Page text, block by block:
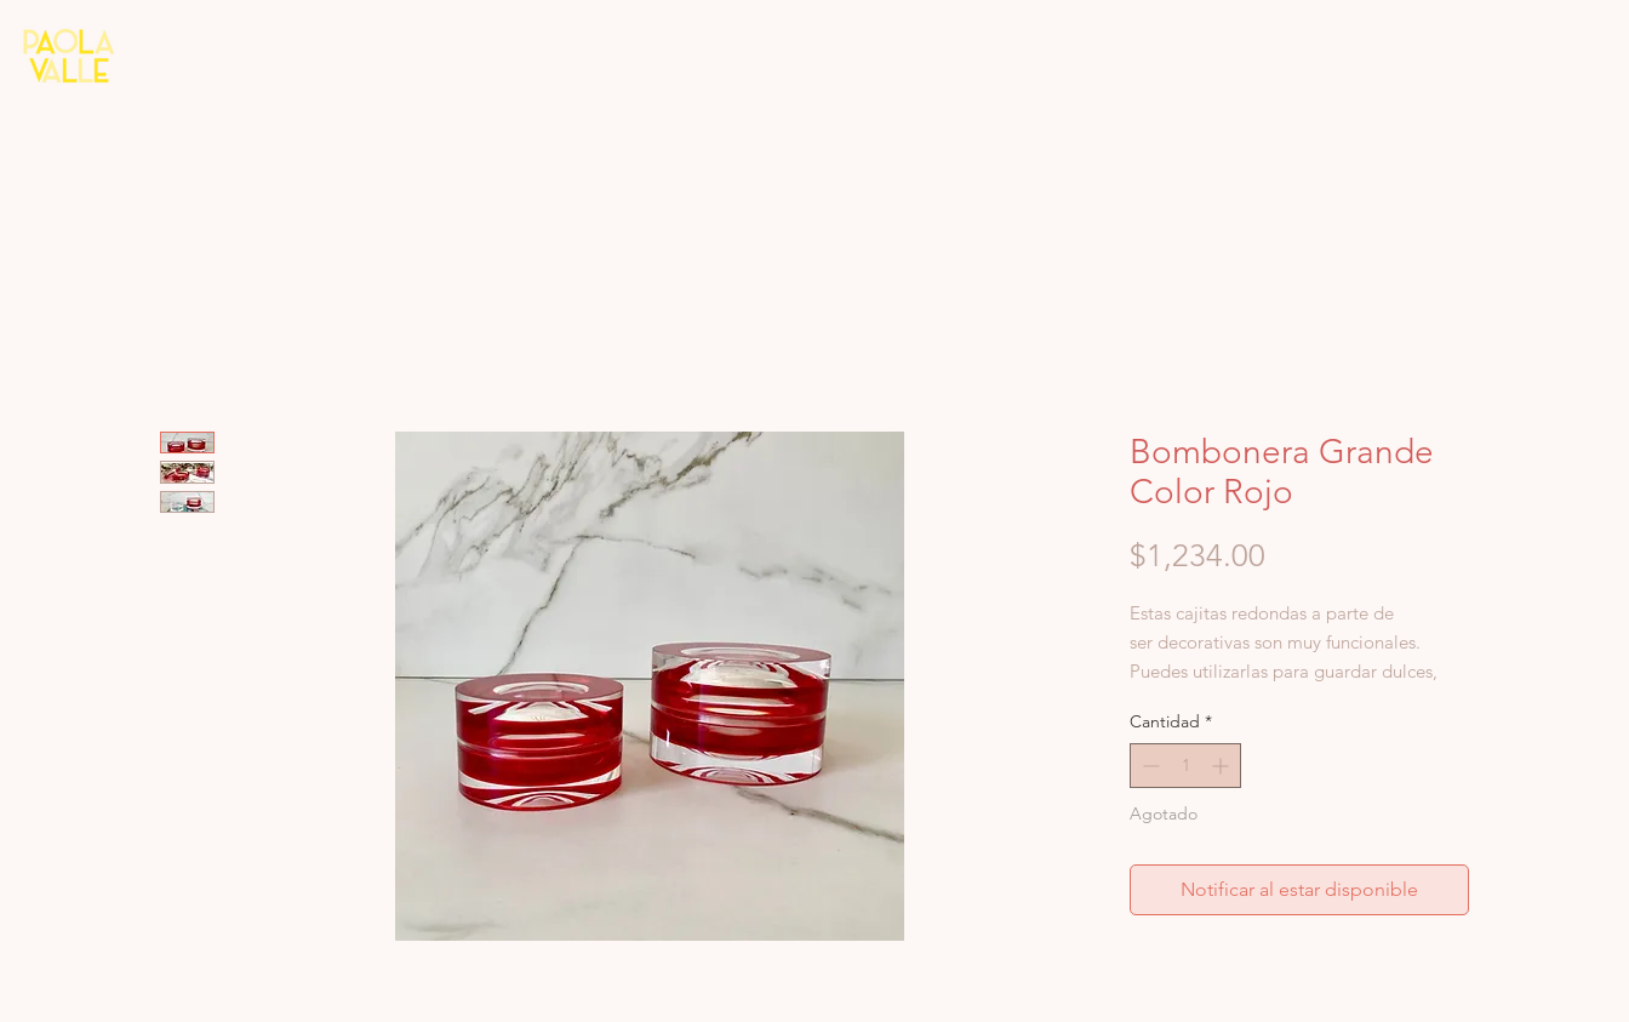
Bombonera Grande
Color Rojo
$1,234.00
Estas cajitas redondas a parte de
ser decorativas son muy funcionales.
Puedes utilizarlas para guardar dulces,
o simplemente para darle un toque de
color a la decoración de tu mesa de
centro.
Material: Acrílico
Cantidad *
Agotado
Notificar al estar disponible